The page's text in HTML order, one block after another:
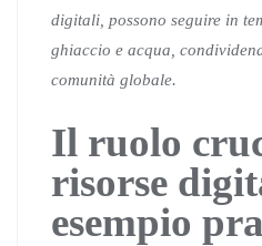
digitali, possono seguire in
ghiaccio e acqua,
comunità globale.
Il ruolo
risorse
esempio